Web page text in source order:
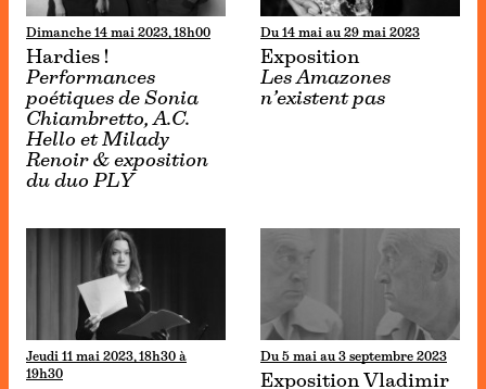
Dimanche 14 mai 2023, 18h00
Hardies !
Performances
poétiques de Sonia
Chiambretto, A.C.
Hello et Milady
Renoir & exposition
du duo PLY
Du 14 mai au 29 mai 2023
Exposition
Les Amazones
n’existent pas
Jeudi 11 mai 2023, 18h30 à
19h30
Du 5 mai au 3 septembre 2023
Exposition Vladimir